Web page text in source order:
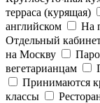
терраса (курящая)
английском
На
Отдельный
на Москву
вегетарианцам
Принимаются
классы